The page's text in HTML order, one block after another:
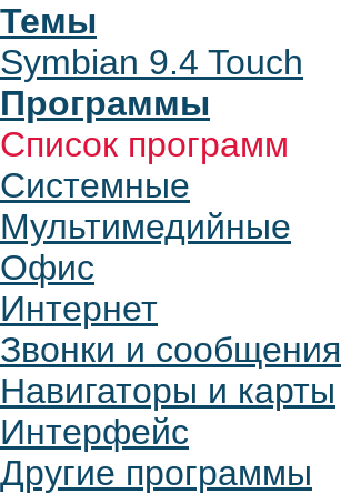
Темы
Symbian 9.4 Touch
Программы
Список программ
Системные
Мультимедийные
Офис
Интернет
Звонки и сообщения
Навигаторы и карты
Интерфейс
Другие программы